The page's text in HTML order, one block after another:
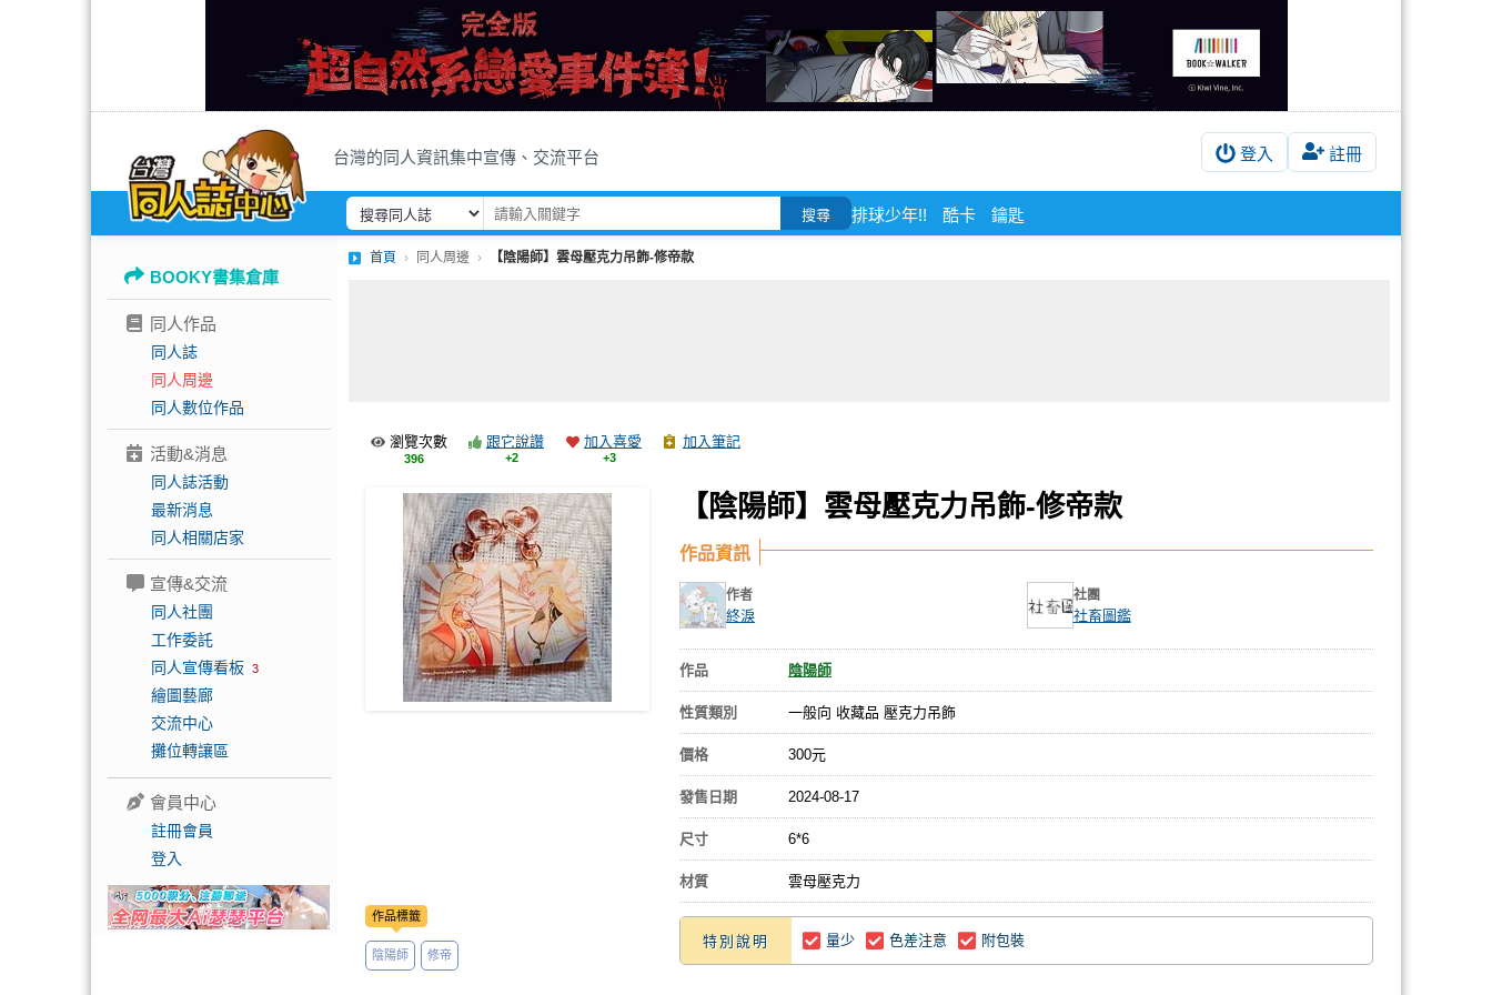
台灣的同人資訊集中宣傳、交流平台 登入 註冊
搜尋 排球少年!! 酷卡 鑰匙
BOOKY書集倉庫
同人作品
同人誌
同人周邊
同人數位作品
活動&消息
同人誌活動
最新消息
同人相關店家
宣傳&交流
同人社團
工作委託
同人宣傳看板 3
繪圖藝廊
交流中心
攤位轉讓區
會員中心
註冊會員
登入
首頁 同人周邊 【陰陽師】雲母壓克力吊飾-修帝款
瀏覽次數
396
跟它說讚
+2
加入喜愛
+3
加入筆記
【陰陽師】雲母壓克力吊飾-修帝款
作品標籤
陰陽師 修帝
作品資訊
作者
終淚
社團
社畜圖鑑
作品 陰陽師
性質類別 一般向 收藏品 壓克力吊飾
價格 300元
發售日期 2024-08-17
尺寸 6*6
材質 雲母壓克力
特別說明 量少 色差注意 附包裝